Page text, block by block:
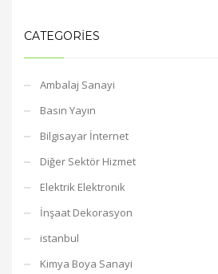
CATEGORIES
Ambalaj Sanayi
Basın Yayın
Bilgisayar İnternet
Diğer Sektör Hizmet
Elektrik Elektronik
İnşaat Dekorasyon
istanbul
Kimya Boya Sanayi